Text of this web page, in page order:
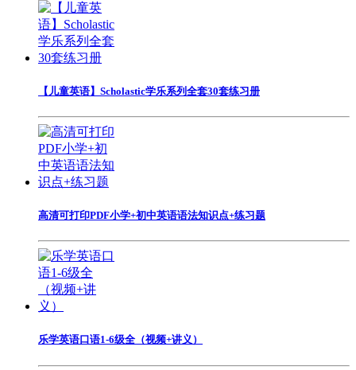
【儿童英语】Scholastic学乐系列全套30套练习册
高清可打印PDF小学+初中英语语法知识点+练习题
乐学英语口语1-6级全（视频+讲义）